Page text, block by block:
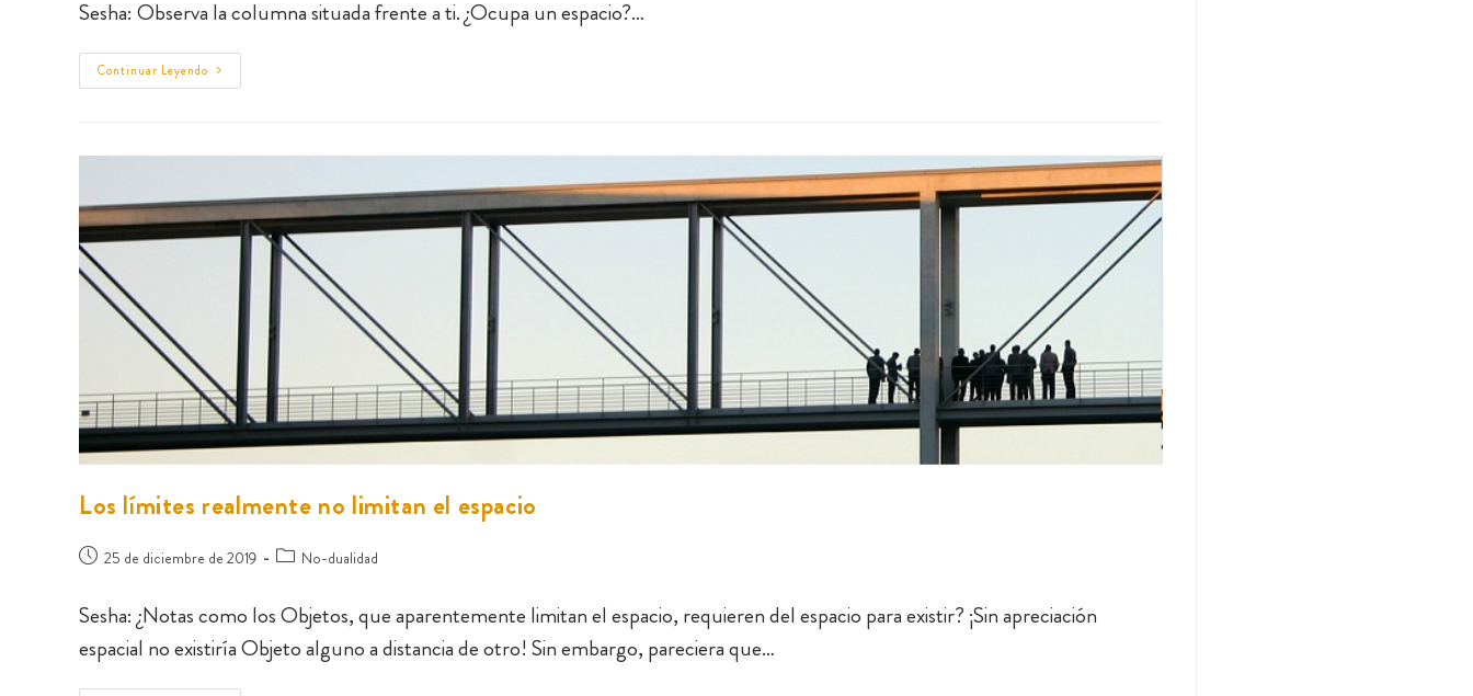
Sesha: Observa la columna situada frente a ti. ¿Ocupa un espacio?…
Continuar Leyendo
Los límites realmente no limitan el espacio
25 de diciembre de 2019 No-dualidad
Sesha: ¿Notas como los Objetos, que aparentemente limitan el espacio, requieren del espacio para existir? ¡Sin apreciación
espacial no existiría Objeto alguno a distancia de otro! Sin embargo, pareciera que…